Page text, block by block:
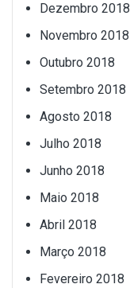
Dezembro 2018
Novembro 2018
Outubro 2018
Setembro 2018
Agosto 2018
Julho 2018
Junho 2018
Maio 2018
Abril 2018
Março 2018
Fevereiro 2018